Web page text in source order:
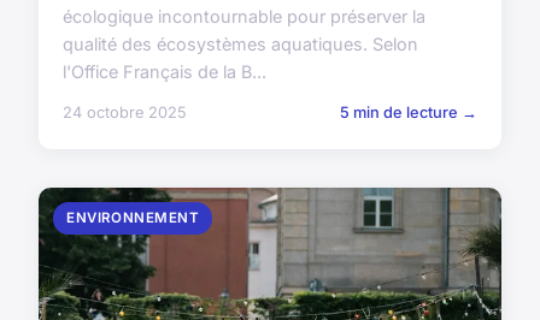
écologique incontournable pour préserver la
qualité des écosystèmes aquatiques. Selon
l'Office Français de la B...
24 octobre 2025 5 min de lecture →
ENVIRONNEMENT